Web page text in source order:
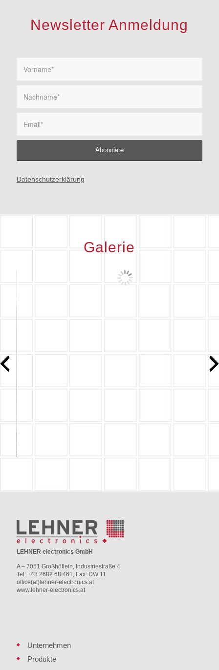
Newsletter Anmeldung
Datenschutzerklärung
Galerie
LEHNER electronics GmbH
A – 7051 Großhöflein, Industriestraße 4
Tel: +43 2682 68 461, Fax: DW 11
office(at)lehner-electronics.at
www.lehner-electronics.at
Unternehmen
Produkte